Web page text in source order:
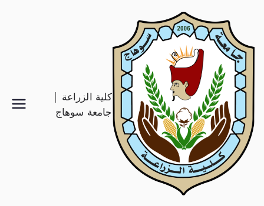
كلية الزراعة |
جامعة سوهاج